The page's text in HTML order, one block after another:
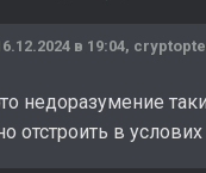
в 19:04,
недоразумение
отстроить в